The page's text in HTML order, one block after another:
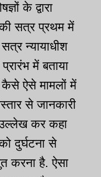
के द्वारा
सत्र प्रथम में
न्यायाधीश
में बताया
कैसे ऐसे मामलों में
से जानकारी
उल्लेख कर कहा
दुर्घटना से
करना है. ऐसा